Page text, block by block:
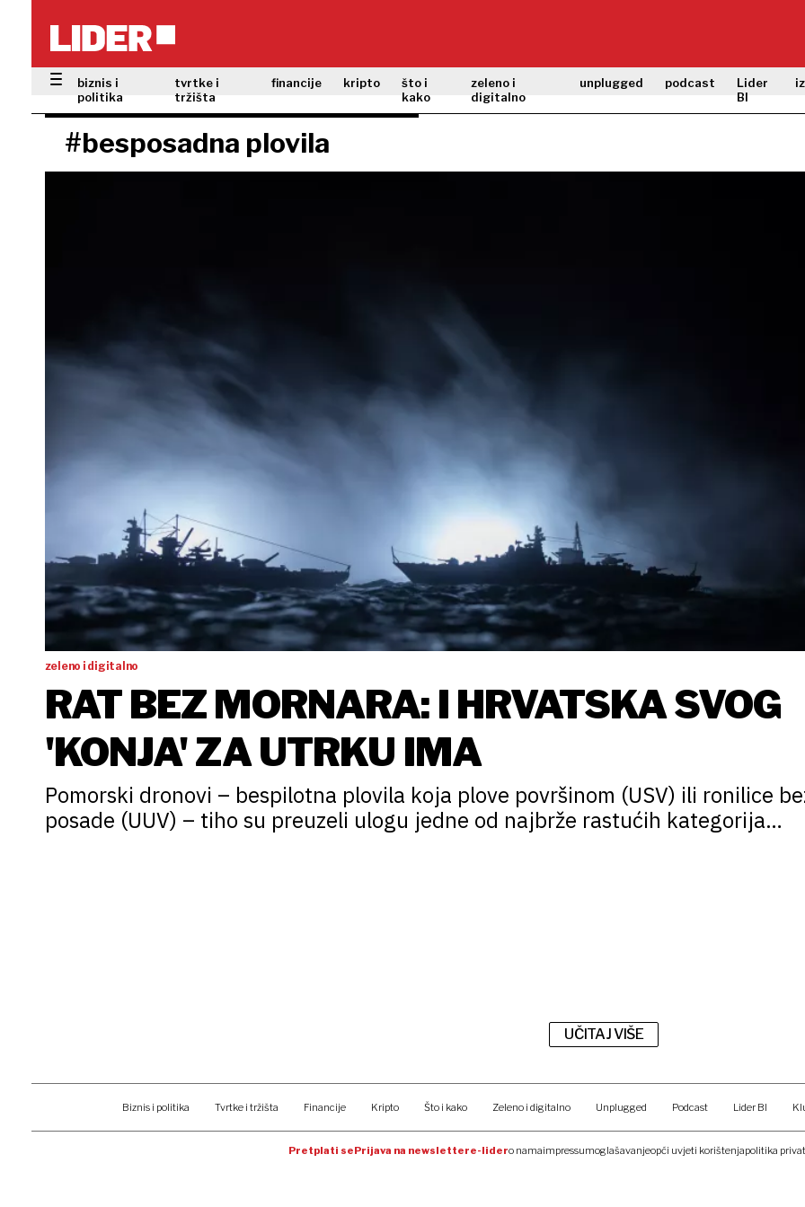
biznis i
politika
tvrtke i
tržišta
financije kripto
što i
kako
zeleno i
digitalno
unplugged podcast
Lider
BI
#besposadna plovila
zeleno i digitalno
RAT BEZ MORNARA: I HRVATSKA SVOG
'KONJA' ZA UTRKU IMA
Pomorski dronovi – bespilotna plovila koja plove površinom (USV) ili ronilice
posade (UUV) – tiho su preuzeli ulogu jedne od najbrže rastućih kategorija
UČITAJ VIŠE
Biznis i politika Tvrtke i tržišta Financije Kripto Što i kako Zeleno i digitalno Unplugged Podcast Lider BI
Pretplati sePrijava na newslettere-lidero namaimpressumoglašavanjeopći uvjeti korištenjapolitika